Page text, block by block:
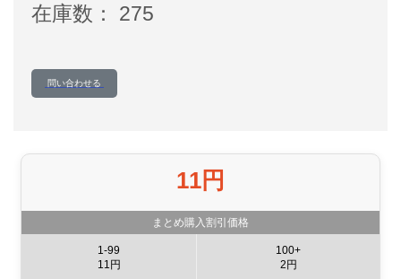
在庫数： 275
問い合わせる
11円
まとめ購入割引価格
1-99
11円
100+
2円